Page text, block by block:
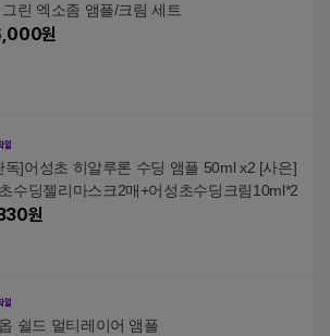
린 엑소좀 앰플/크림 세트
원
독]어성초 히알루론 수딩 앰플 50ml x2 [사은]
수딩젤리마스크2매+어성초수딩크림10ml*2
원
쉴드 멀티레이어 앰플